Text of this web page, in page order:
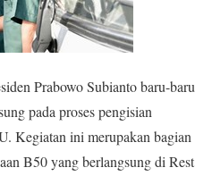
Prabowo Subianto baru-baru
pada proses pengisian
Kegiatan ini merupakan bagian
B50 yang berlangsung di Rest